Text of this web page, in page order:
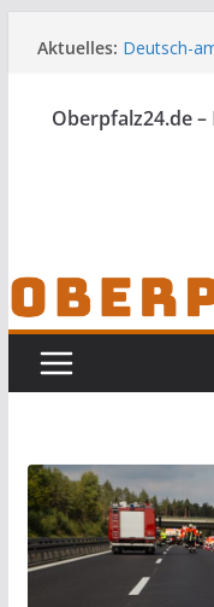
Inhalt
Aktuelles: Deutsch-
Audi prallt
Oberpfalz24.de –